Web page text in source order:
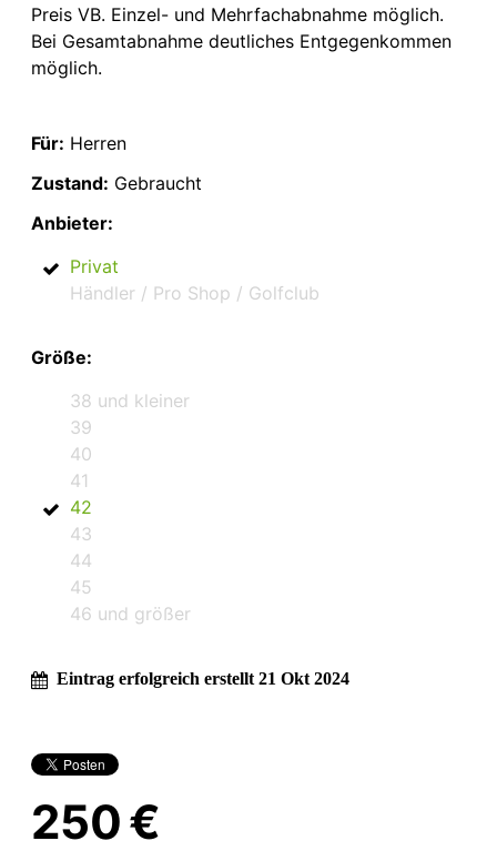
Preis VB. Einzel- und Mehrfachabnahme möglich.
Bei Gesamtabnahme deutliches Entgegenkommen
möglich.
Für: Herren
Zustand: Gebraucht
Anbieter:
Privat
Händler / Pro Shop / Golfclub
Größe:
38 und kleiner
39
40
41
42
43
44
45
46 und größer
Eintrag erfolgreich erstellt 21 Okt 2024
250 €